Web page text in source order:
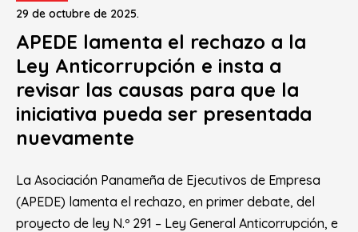
29 de octubre de 2025.
APEDE lamenta el rechazo a la
Ley Anticorrupción e insta a
revisar las causas para que la
iniciativa pueda ser presentada
nuevamente
La Asociación Panameña de Ejecutivos de Empresa
(APEDE) lamenta el rechazo, en primer debate, del
proyecto de ley N.º 291 – Ley General Anticorrupción, e